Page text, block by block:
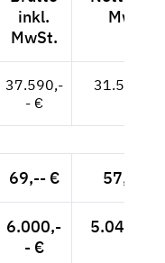
inkl.
MwSt.
MwSt.
37.590,-
- €
31.588,--
69,-- € 57,98 €
6.000,-
- €
5.042,02